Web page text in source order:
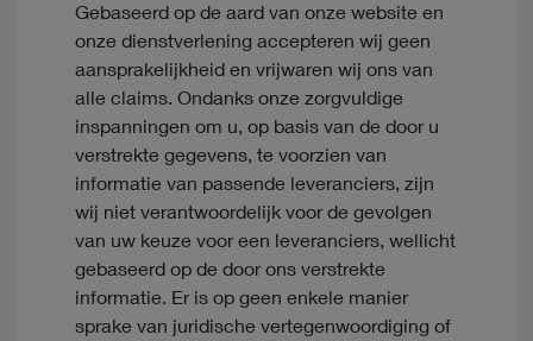
Gebaseerd op de aard van onze website en
onze dienstverlening accepteren wij geen
aansprakelijkheid en vrijwaren wij ons van
alle claims. Ondanks onze zorgvuldige
inspanningen om u, op basis van de door u
verstrekte gegevens, te voorzien van
informatie van passende leveranciers, zijn
wij niet verantwoordelijk voor de gevolgen
van uw keuze voor een leveranciers, wellicht
gebaseerd op de door ons verstrekte
informatie. Er is op geen enkele manier
sprake van juridische vertegenwoordiging of